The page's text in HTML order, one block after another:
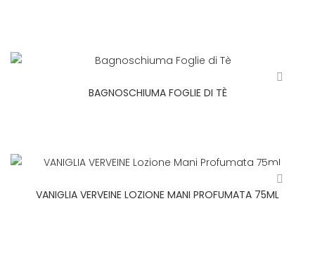
BAGNOSCHIUMA FOGLIE DI TÈ
VANIGLIA VERVEINE LOZIONE MANI PROFUMATA 75ML